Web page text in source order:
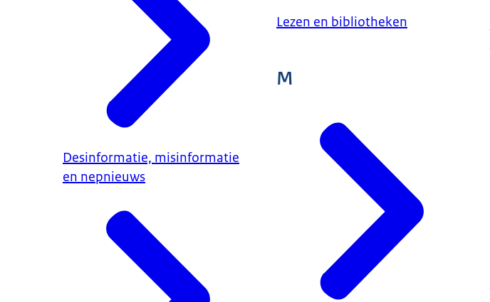
Desinformatie, misinformatie
en nepnieuws
Lezen en bibliotheken
M